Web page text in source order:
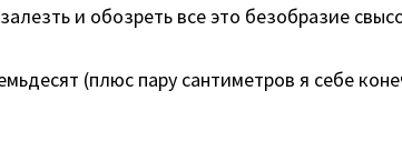
и обозреть все это безобразие
(плюс пару сантиметров я себе